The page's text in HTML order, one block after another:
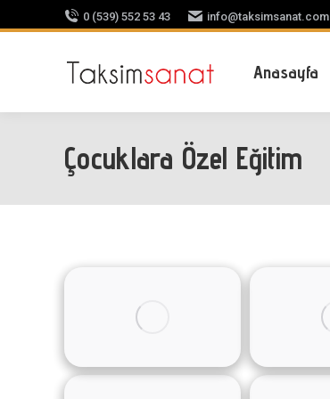
0 (539) 552 53 43 info@taksimsanat.com
Anasayfa
Çocuklara Özel Eğitim